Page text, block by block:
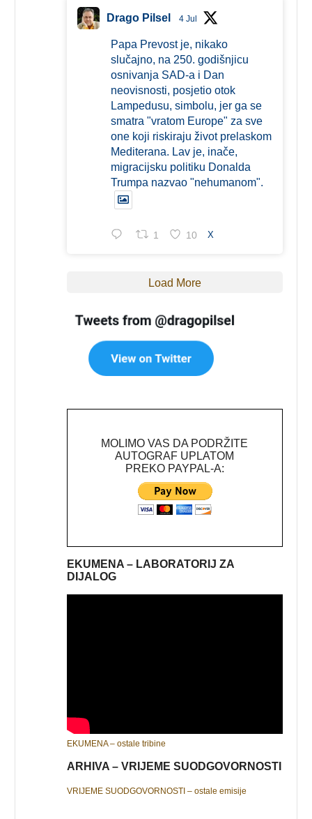
Drago Pilsel 4 Jul
Papa Prevost je, nikako
slučajno, na 250. godišnjicu
osnivanja SAD-a i Dan
neovisnosti, posjetio otok
Lampedusu, simbolu, jer ga se
smatra "vratom Europe" za sve
one koji riskiraju život prelaskom
Mediterana. Lav je, inače,
migracijsku politiku Donalda
Trumpa nazvao "nehumanom".
1 10 X
Load More
MOLIMO VAS DA PODRŽITE
AUTOGRAF UPLATOM
PREKO PAYPAL-A:
EKUMENA – LABORATORIJ ZA
DIJALOG
EKUMENA – ostale tribine
ARHIVA – VRIJEME SUODGOVORNOSTI
VRIJEME SUODGOVORNOSTI – ostale emisije